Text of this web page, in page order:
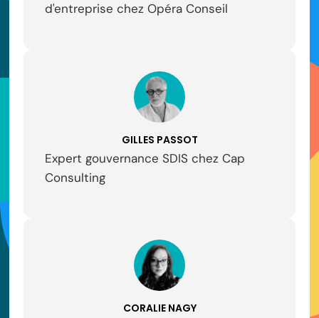
d'entreprise chez Opéra Conseil
GILLES PASSOT
Expert gouvernance SDIS chez Cap
Consulting
CORALIE NAGY